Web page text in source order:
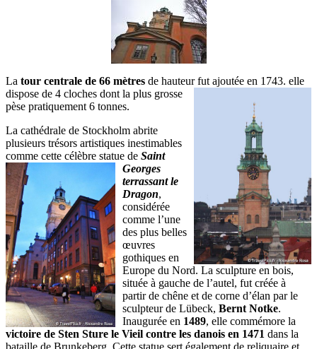
La tour centrale de 66 mètres de hauteur fut ajoutée en 1743. elle
dispose de 4 cloches dont la plus grosse
pèse pratiquement 6 tonnes.
La cathédrale de Stockholm abrite
plusieurs trésors artistiques inestimables
comme cette célèbre statue de Saint
Georges
terrassant le
Dragon,
considérée
comme l’une
des plus belles
œuvres
gothiques en
Europe du Nord. La sculpture en bois,
située à gauche de l’autel, fut créée à
partir de chêne et de corne d’élan par le
sculpteur de Lübeck, Bernt Notke.
Inaugurée en 1489, elle commémore la
victoire de Sten Sture le Vieil contre les danois en 1471 dans la
bataille de Brunkeberg. Cette statue sert également de reliquaire et